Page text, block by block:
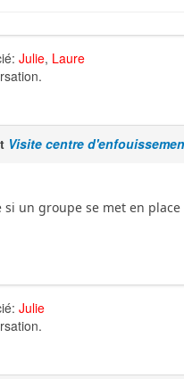
Julie, Laure
Visite centre
si un groupe se met en place
Julie